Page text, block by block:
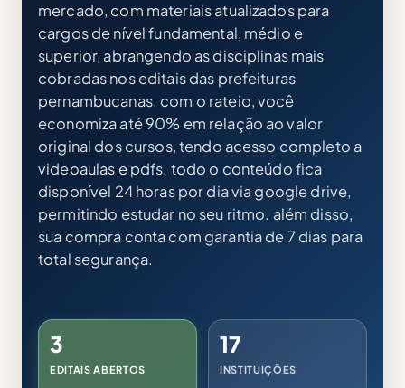
mercado, com materiais atualizados para
cargos de nível fundamental, médio e
superior, abrangendo as disciplinas mais
cobradas nos editais das prefeituras
pernambucanas. com o rateio, você
economiza até 90% em relação ao valor
original dos cursos, tendo acesso completo a
videoaulas e pdfs. todo o conteúdo fica
disponível 24 horas por dia via google drive,
permitindo estudar no seu ritmo. além disso,
sua compra conta com garantia de 7 dias para
total segurança.
3
EDITAIS ABERTOS
17
INSTITUIÇÕES